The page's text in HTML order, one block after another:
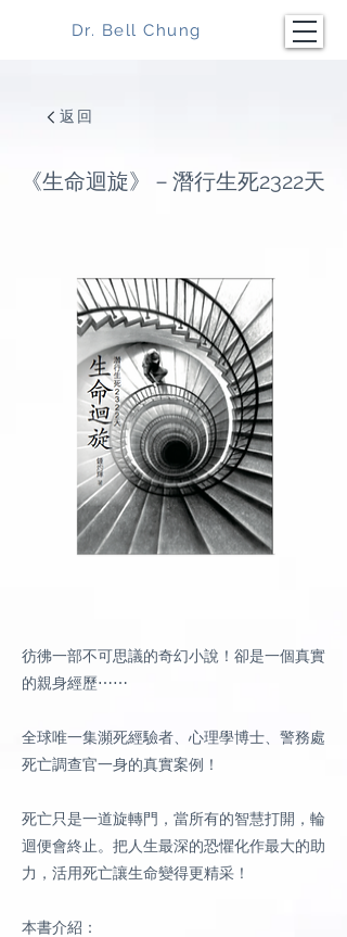
Dr. Bell Chung
返回
彷彿一部不可思議的奇幻小說！卻是一個真實
的親身經歷⋯⋯
全球唯一集瀕死經驗者、心理學博士、警務處
死亡調查官一身的真實案例！
死亡只是一道旋轉門，當所有的智慧打開，輪
迴便會終止。把人生最深的恐懼化作最大的助
力，活用死亡讓生命變得更精采！
本書介紹：
《生命迴旋》－潛行生死2322天